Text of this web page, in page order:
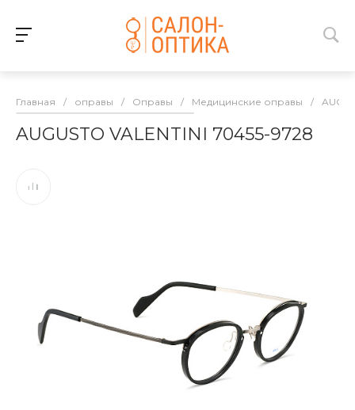
Главная / оправы / Оправы / Медицинские оправы /
AUGUSTO VALENTINI 70455-9728